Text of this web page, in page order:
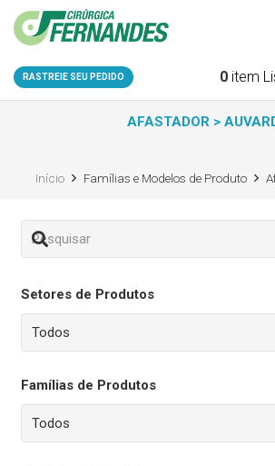
RASTREIE SEU PEDIDO 0 item
AFASTADOR >
Início Famílias e Modelos de Produto
Setores de Produtos
Famílias de Produtos